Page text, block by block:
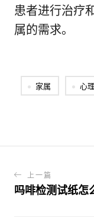
患者进行治疗
属的需求。
家属 心
上一篇
吗啡检测试纸怎